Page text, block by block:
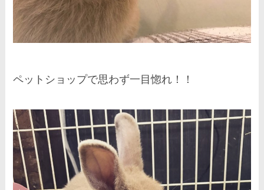
ペットショップで思わず一目惚れ！！